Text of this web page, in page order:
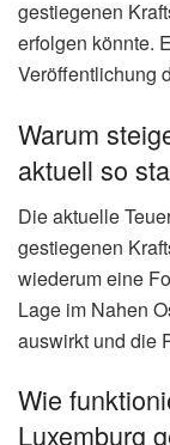
ÜBER DEN AUTOR
Redaktion
Online-Redakteur
Unser erfahrenes
📰 Redaktion ✓
Häufig
luxemburg